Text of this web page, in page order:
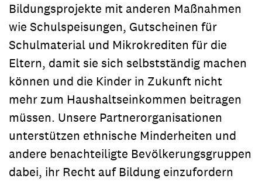
Bildungsprojekte mit anderen Maßnahmen
wie Schulspeisungen, Gutscheinen für
Schulmaterial und Mikrokrediten für die
Eltern, damit sie sich selbstständig machen
können und die Kinder in Zukunft nicht
mehr zum Haushaltseinkommen beitragen
müssen. Unsere Partnerorganisationen
unterstützen ethnische Minderheiten und
andere benachteiligte Bevölkerungsgruppen
dabei, ihr Recht auf Bildung einzufordern